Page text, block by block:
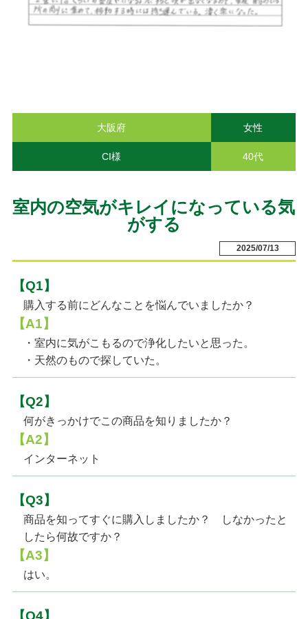
大阪府 女性
CI様 40代
室内の空気がキレイになっている気
がする
2025/07/13
【Q1】
購入する前にどんなことを悩んでいましたか？
【A1】
・室内に気がこもるので浄化したいと思った。
・天然のもので探していた。
【Q2】
何がきっかけでこの商品を知りましたか？
【A2】
インターネット
【Q3】
商品を知ってすぐに購入しましたか？ しなかったと
したら何故ですか？
【A3】
はい。